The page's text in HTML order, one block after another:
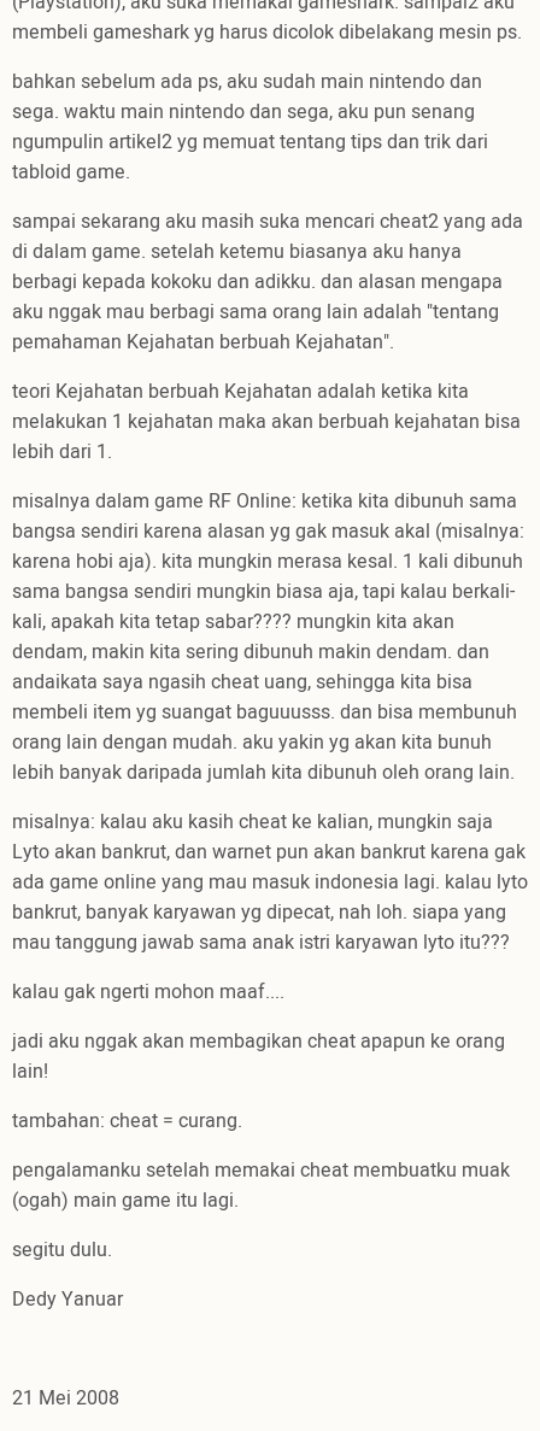
membeli gameshark yg harus dicolok dibelakang mesin ps.
bahkan sebelum ada ps, aku sudah main nintendo dan
sega. waktu main nintendo dan sega, aku pun senang
ngumpulin artikel2 yg memuat tentang tips dan trik dari
tabloid game.
sampai sekarang aku masih suka mencari cheat2 yang ada
di dalam game. setelah ketemu biasanya aku hanya
berbagi kepada kokoku dan adikku. dan alasan mengapa
aku nggak mau berbagi sama orang lain adalah "tentang
pemahaman Kejahatan berbuah Kejahatan".
teori Kejahatan berbuah Kejahatan adalah ketika kita
melakukan 1 kejahatan maka akan berbuah kejahatan bisa
lebih dari 1.
misalnya dalam game RF Online: ketika kita dibunuh sama
bangsa sendiri karena alasan yg gak masuk akal (misalnya:
karena hobi aja). kita mungkin merasa kesal. 1 kali dibunuh
sama bangsa sendiri mungkin biasa aja, tapi kalau berkali-
kali, apakah kita tetap sabar???? mungkin kita akan
dendam, makin kita sering dibunuh makin dendam. dan
andaikata saya ngasih cheat uang, sehingga kita bisa
membeli item yg suangat baguuusss. dan bisa membunuh
orang lain dengan mudah. aku yakin yg akan kita bunuh
lebih banyak daripada jumlah kita dibunuh oleh orang lain.
misalnya: kalau aku kasih cheat ke kalian, mungkin saja
Lyto akan bankrut, dan warnet pun akan bankrut karena gak
ada game online yang mau masuk indonesia lagi. kalau lyto
bankrut, banyak karyawan yg dipecat, nah loh. siapa yang
mau tanggung jawab sama anak istri karyawan lyto itu???
kalau gak ngerti mohon maaf....
jadi aku nggak akan membagikan cheat apapun ke orang
lain!
tambahan: cheat = curang.
pengalamanku setelah memakai cheat membuatku muak
(ogah) main game itu lagi.
segitu dulu.
Dedy Yanuar
21 Mei 2008